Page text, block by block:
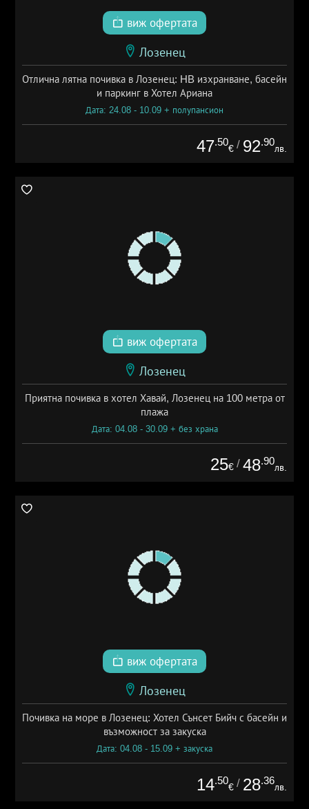
виж офертата
Лозенец
Отлична лятна почивка в Лозенец: HB изхранване, басейн
и паркинг в Хотел Ариана
Дата: 24.08 - 10.09 + полупансион
47.50
€ / 92.90
лв.
виж офертата
Лозенец
Приятна почивка в хотел Хавай, Лозенец на 100 метра от
плажа
Дата: 04.08 - 30.09 + без храна
25€ / 48.90
лв.
виж офертата
Лозенец
Почивка на море в Лозенец: Хотел Сънсет Бийч с басейн и
възможност за закуска
Дата: 04.08 - 15.09 + закуска
14.50
€ / 28.36
лв.